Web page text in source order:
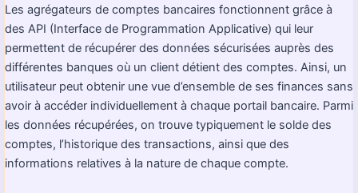
Les agrégateurs de comptes bancaires fonctionnent grâce à
des API (Interface de Programmation Applicative) qui leur
permettent de récupérer des données sécurisées auprès des
différentes banques où un client détient des comptes. Ainsi, un
utilisateur peut obtenir une vue d’ensemble de ses finances sans
avoir à accéder individuellement à chaque portail bancaire. Parmi
les données récupérées, on trouve typiquement le solde des
comptes, l’historique des transactions, ainsi que des
informations relatives à la nature de chaque compte.